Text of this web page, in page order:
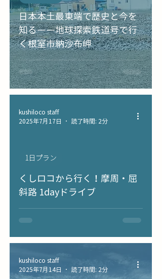
日本本土最東端で歴史と今を
知る――地球探索鉄道号で行
く根室市納沙布岬
くしロコから行く！摩周・屈
斜路 1dayドライブ
1日プラン
kushiloco staff
2025年7月17日
読了時間: 2分
kushiloco staff
2025年7月14日
読了時間: 2分